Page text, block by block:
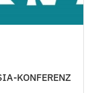
KONFERENZ